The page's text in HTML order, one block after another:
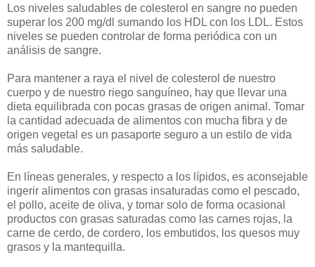
Los niveles saludables de colesterol en sangre no pueden
superar los 200 mg/dl sumando los HDL con los LDL. Estos
niveles se pueden controlar de forma periódica con un
análisis de sangre.
Para mantener a raya el nivel de colesterol de nuestro
cuerpo y de nuestro riego sanguíneo, hay que llevar una
dieta equilibrada con pocas grasas de origen animal. Tomar
la cantidad adecuada de alimentos con mucha fibra y de
origen vegetal es un pasaporte seguro a un estilo de vida
más saludable.
En líneas generales, y respecto a los lípidos, es aconsejable
ingerir alimentos con grasas insaturadas como el pescado,
el pollo, aceite de oliva, y tomar solo de forma ocasional
productos con grasas saturadas como las carnes rojas, la
carne de cerdo, de cordero, los embutidos, los quesos muy
grasos y la mantequilla.